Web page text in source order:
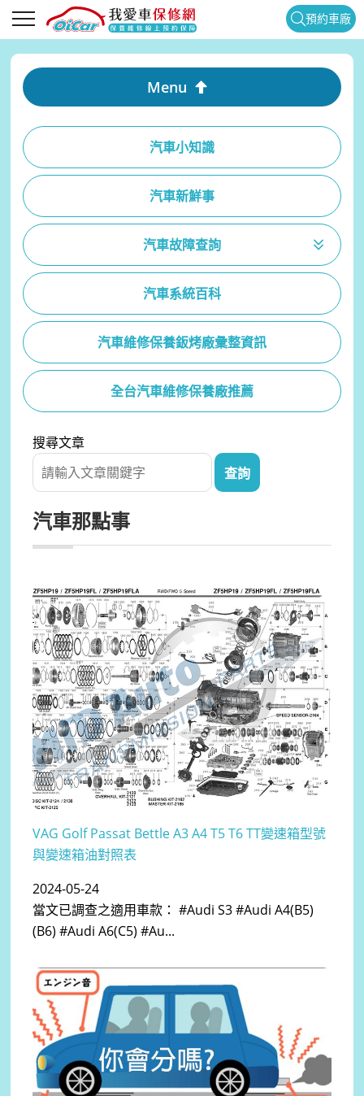
預約車廠
Menu
汽車小知識
汽車新鮮事
汽車故障查詢
汽車系統百科
汽車維修保養鈑烤廠彙整資訊
全台汽車維修保養廠推薦
搜尋文章
汽車那點事
VAG Golf Passat Bettle A3 A4 T5 T6 TT變速箱型號
與變速箱油對照表
2024-05-24
當文已調查之適用車款： #Audi S3 #Audi A4(B5)
(B6) #Audi A6(C5) #Au...